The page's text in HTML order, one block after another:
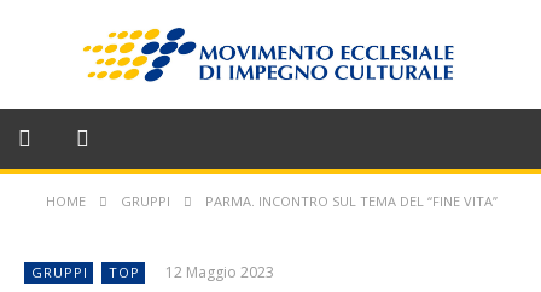
HOME GRUPPI PARMA. INCONTRO SUL TEMA DEL “FINE VITA”
GRUPPI TOP 12 Maggio 2023